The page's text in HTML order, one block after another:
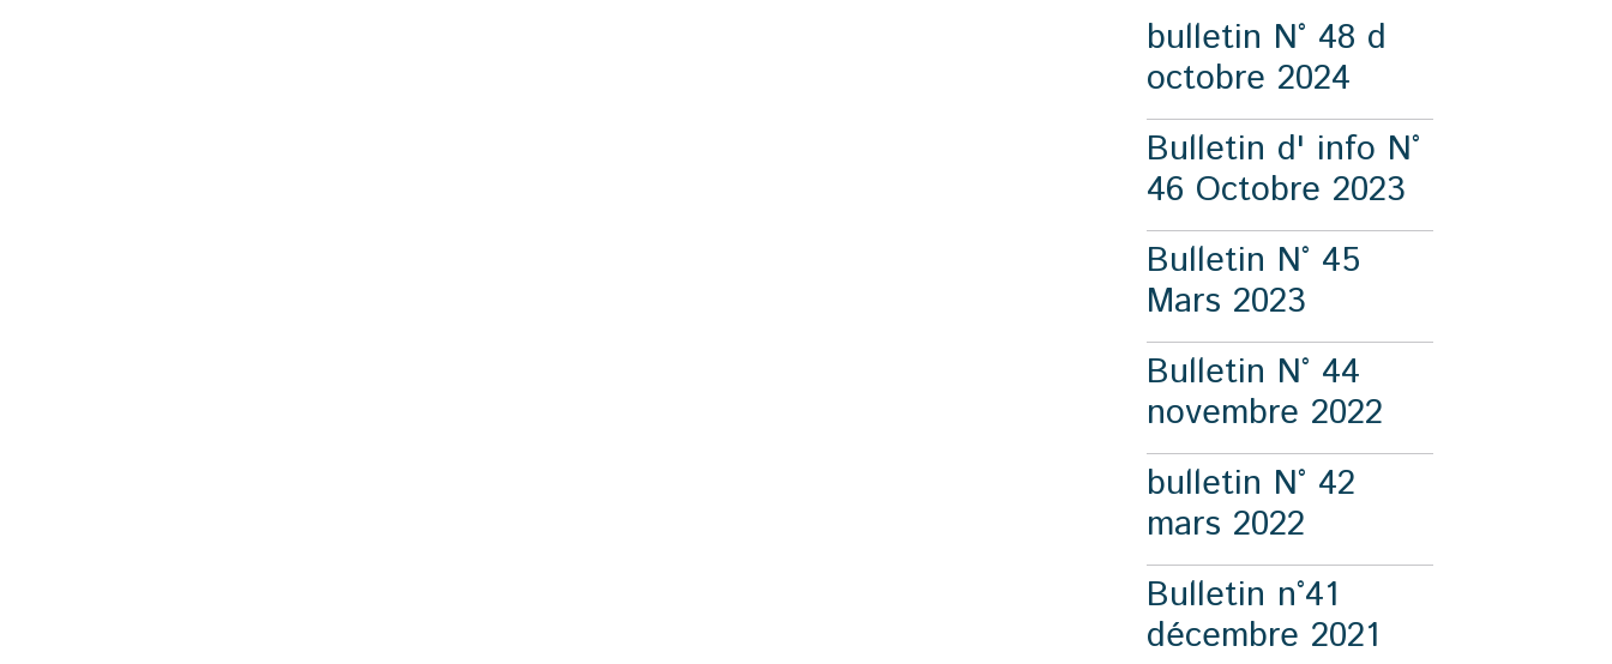
bulletin N° 48 d
octobre 2024
Bulletin d' info N°
46 Octobre 2023
Bulletin N° 45
Mars 2023
Bulletin N° 44
novembre 2022
bulletin N° 42
mars 2022
Bulletin n°41
décembre 2021